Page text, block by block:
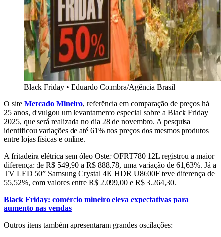
Black Friday • Eduardo Coimbra/Agência Brasil
O site Mercado Mineiro, referência em comparação de preços há
25 anos, divulgou um levantamento especial sobre a Black Friday
2025, que será realizada no dia 28 de novembro. A pesquisa
identificou variações de até 61% nos preços dos mesmos produtos
entre lojas físicas e online.
A fritadeira elétrica sem óleo Oster OFRT780 12L registrou a maior
diferença: de R$ 549,90 a R$ 888,78, uma variação de 61,63%. Já a
TV LED 50” Samsung Crystal 4K HDR U8600F teve diferença de
55,52%, com valores entre R$ 2.099,00 e R$ 3.264,30.
Black Friday: comércio mineiro eleva expectativas para
aumento nas vendas
Outros itens também apresentaram grandes oscilações: